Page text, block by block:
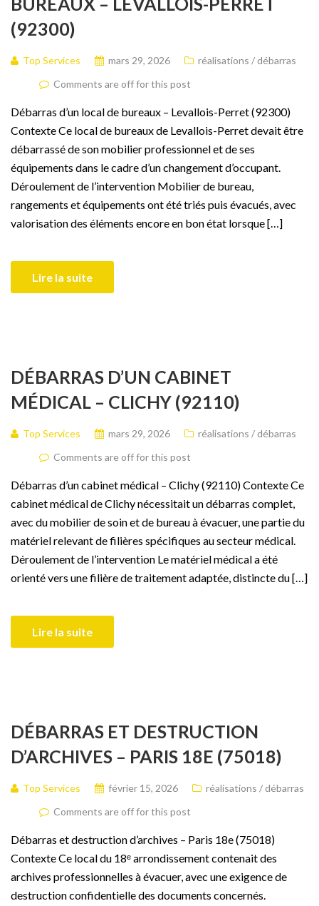
(92300)
Top Services mars 29, 2026
réalisations / débarras
Comments are off for this post
Débarras d’un local de bureaux – Levallois-Perret (92300)
Contexte Ce local de bureaux de Levallois-Perret devait être
débarrassé de son mobilier professionnel et de ses
équipements dans le cadre d’un changement d’occupant.
Déroulement de l’intervention Mobilier de bureau,
rangements et équipements ont été triés puis évacués, avec
valorisation des éléments encore en bon état lorsque […]
Lire la suite
DÉBARRAS D’UN CABINET
MÉDICAL – CLICHY (92110)
Top Services mars 29, 2026
réalisations / débarras
Comments are off for this post
Débarras d’un cabinet médical – Clichy (92110) Contexte Ce
cabinet médical de Clichy nécessitait un débarras complet,
avec du mobilier de soin et de bureau à évacuer, une partie du
matériel relevant de filières spécifiques au secteur médical.
Déroulement de l’intervention Le matériel médical a été
orienté vers une filière de traitement adaptée, distincte du […]
Lire la suite
DÉBARRAS ET DESTRUCTION
D’ARCHIVES – PARIS 18E (75018)
Top Services février 15, 2026
réalisations / débarras
Comments are off for this post
Débarras et destruction d’archives – Paris 18e (75018)
Contexte Ce local du 18ᵉ arrondissement contenait des
archives professionnelles à évacuer, avec une exigence de
destruction confidentielle des documents concernés.